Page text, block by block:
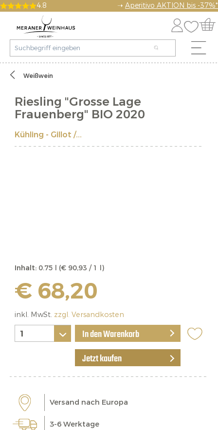
4.8 ➝ Aperitivo AKTION bis -37%*
Weißwein
Riesling "Grosse Lage
Frauenberg" BIO 2020
Kühling - Gillot /...
Inhalt: 0.75 l (€ 90,93 / 1 l)
€ 68,20
inkl. MwSt. zzgl. Versandkosten
In den Warenkorb
Jetzt kaufen
Versand nach Europa
3-6 Werktage